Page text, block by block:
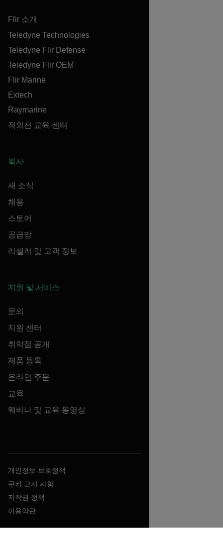
Flir 소개
Teledyne Technologies
Teledyne Flir Defense
Teledyne Flir OEM
Flir Marine
Extech
Raymarine
적외선 교육 센터
회사
새 소식
채용
스토어
공급망
리셀러 및 고객 정보
지원 및 서비스
문의
지원 센터
취약점 공개
제품 등록
온라인 주문
교육
웨비나 및 교육 동영상
개인정보 보호정책
쿠키 고지 사항
저작권 정책
이용약관